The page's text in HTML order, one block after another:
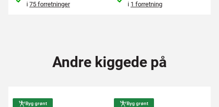
i75 forretninger
i 1 forretning
Andre kiggede på
Byg grønt Byg grønt